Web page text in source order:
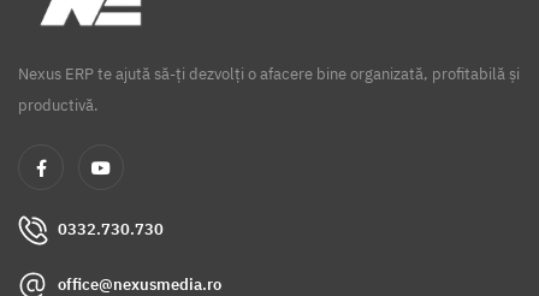
Nexus ERP te ajută să-ți dezvolți o afacere bine organizată, profitabilă și
productivă.
0332.730.730
office@nexusmedia.ro